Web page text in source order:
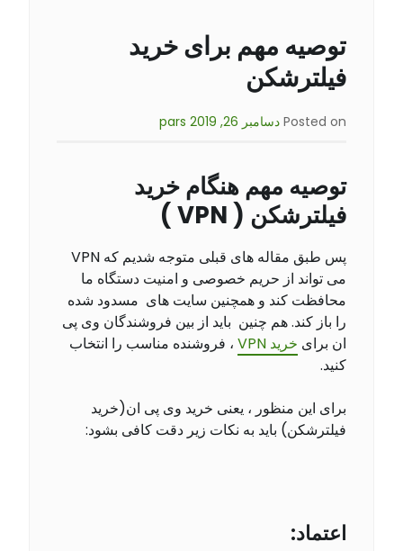
توصیه مهم برای خرید
فیلترشکن
Posted on دسامبر 26, 2019 pars
توصیه مهم هنگام خرید
فیلترشکن ( VPN )
پس طبق مقاله های قبلی متوجه شدیم که VPN
می تواند از حریم خصوصی و امنیت دستگاه ما
محافظت کند و همچنین سایت های مسدود شده
را باز کند. هم چنین باید از بین فروشندگان وی پی
ان برای خرید VPN
، فروشنده مناسب را انتخاب
کنید.
برای این منظور ، یعنی خرید وی پی ان(خرید
فیلترشکن) باید به نکات زیر دقت کافی بشود:
اعتماد: